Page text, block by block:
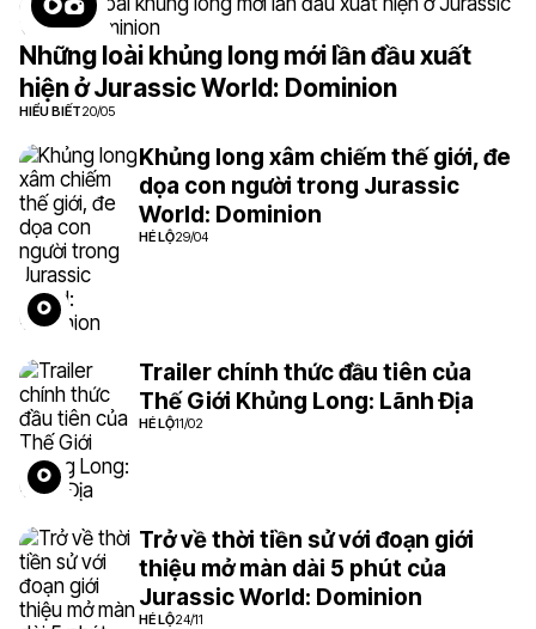
Những loài khủng long mới lần đầu xuất
hiện ở Jurassic World: Dominion
HIỂU BIẾT20/05
Khủng long xâm chiếm thế giới, đe
dọa con người trong Jurassic
World: Dominion
HÉ LỘ29/04
Trailer chính thức đầu tiên của
Thế Giới Khủng Long: Lãnh Địa
HÉ LỘ11/02
Trở về thời tiền sử với đoạn giới
thiệu mở màn dài 5 phút của
Jurassic World: Dominion
HÉ LỘ24/11